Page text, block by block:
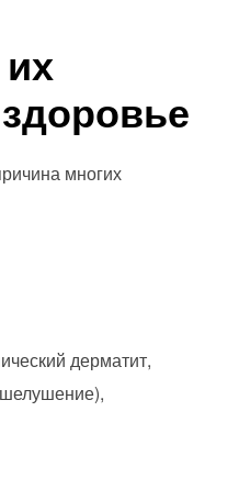
многих
дерматит,
шелушение),